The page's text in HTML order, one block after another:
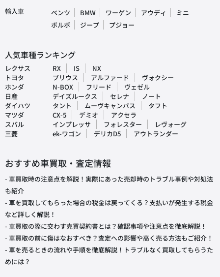
輸入車 ベンツ BMW ワーゲン アウディ
ミニ
ボルボ
ジープ プジョー
人気車種ランキング
レクサス RX IS
NX
トヨタ
プリウス アルファード
ヴォクシー
ホンダ
N-BOX フリード
ヴェゼル
日産
デイズルークス セレナ
ノート
ダイハツ
タント ムーヴキャンパス
タフト
マツダ
CX-5 デミオ
アクセラ
スバル
インプレッサ フォレスター
レヴォーグ
三菱
ek-ワゴン デリカD5 アウトランダー
おすすめ車買取・査定情報
- 車買取時の注意点を解説！実際にあった売却時のトラブル事例や対処法
も紹介
- 車を買取してもらった場合の税金は戻ってくる？支払いが発生する税金
など詳しく解説！
- 車買取の際に交わす売買契約書とは？確認事項や注意点を徹底解説！
- 車買取の前に傷はなおすべき？査定への影響や高く売る方法もご紹介！
- 車を売るときの流れや手順を徹底解説！トラブルなく買取してもらうた
めには？